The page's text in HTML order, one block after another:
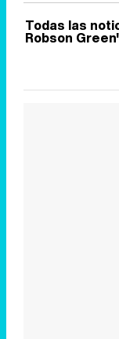
Todas las
Robson Green'